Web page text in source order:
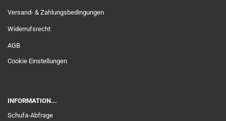
Versand- & Zahlungsbedingungen
Widerrufsrecht
AGB
Cookie Einstellungen
INFORMATION...
Schufa-Abfrage